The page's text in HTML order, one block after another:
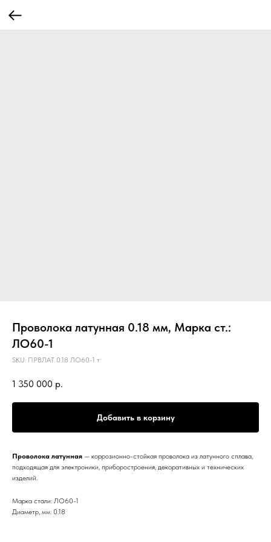
Проволока латунная 0.18 мм, Марка ст.:
ЛО60-1
SKU: ПРВЛАТ 0.18 ЛО60-1 т
1 350 000 р.
Добавить в корзину
Проволока латунная — коррозионно-стойкая проволока из латунного сплава,
подходящая для электроники, приборостроения, декоративных и технических
изделий.
Марка стали: ЛО60-1
Диаметр, мм: 0.18